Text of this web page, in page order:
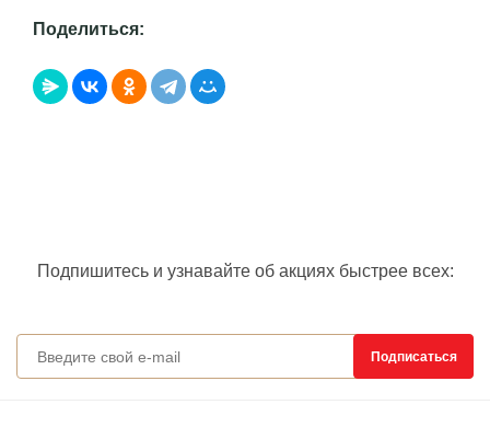
Поделиться:
Подпишитесь и узнавайте об акциях быстрее всех:
Подписаться